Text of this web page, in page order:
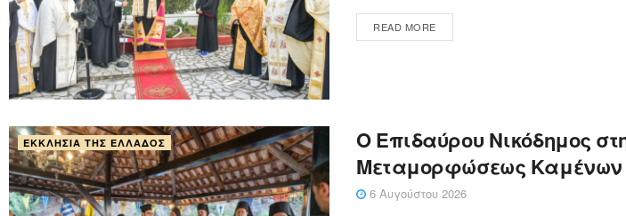
READ MORE
ΕΚΚΛΗΣΊΑ ΤΗΣ ΕΛΛΆΔΟΣ
Ο Επιδαύρου Νικόδημος
Μεταμορφώσεως
6 Αυγούστου 2026